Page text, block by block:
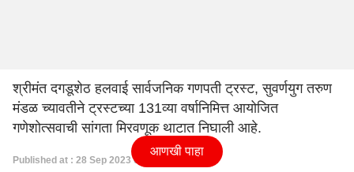
श्रीमंत दगडूशेठ हलवाई सार्वजनिक गणपती ट्रस्ट, सुवर्णयुग तरुण
मंडळ च्यावतीने ट्रस्टच्या 131व्या वर्षानिमित्त आयोजित
गणेशोत्सवाची सांगता मिरवणूक थाटात निघाली आहे.
Published at : 28 Sep 2023 05:02 PM (IST)
आणखी पाहा